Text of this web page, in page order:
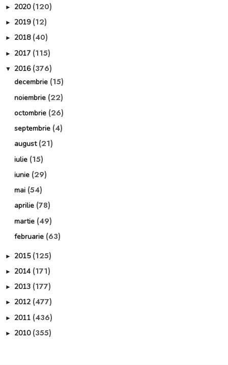
► 2020 (120)
► 2019 (12)
► 2018 (40)
► 2017 (115)
▼ 2016 (376)
decembrie (15)
noiembrie (22)
octombrie (26)
septembrie (4)
august (21)
iulie (15)
iunie (29)
mai (54)
aprilie (78)
martie (49)
februarie (63)
► 2015 (125)
► 2014 (171)
► 2013 (177)
► 2012 (477)
► 2011 (436)
► 2010 (355)